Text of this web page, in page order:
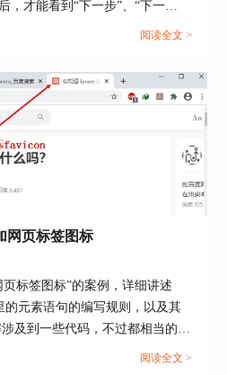
为 .类名 {样式1:值1; 样式2:
样。
，才能看到“下一步”、“下一
阅读全文 >
网页标签图标
标签图标”的案例，详细讲述
的元素语句的编写规则，以及其
及到一些代码，不过都相当的简
个案例能够举一反三，掌握
阅读全文 >